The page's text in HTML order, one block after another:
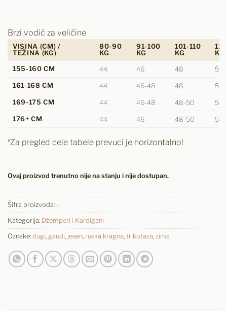
Brzi vodič za veličine
VISINA (CM) /
TEŽINA (KG)
80-90
KG
91-100
KG
101-110
KG
KG
155-160 CM
44 46 48
50
161-168 CM
44 46-48 48
50
169-175 CM
44 46-48 48-50
50
176+ CM
44 46 48-50
*Za pregled cele tabele prevuci je horizontalno!
Ovaj proizvod trenutno nije na stanju i nije dostupan.
Šifra proizvoda: -
Kategorija: Džemperi i Kardigani
Oznake: dugi, gaudi, jesen, ruska kragna, trikotaza, zima